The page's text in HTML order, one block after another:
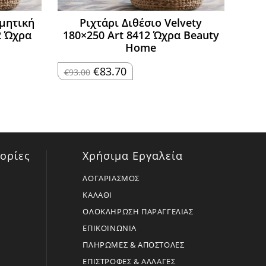
Ώχρα
Ριχτάρι Διθέσιο Velvety
180×250 Art 8412 Ώχρα Beauty
Home
€93.00 Original
price
€83.70Η
τρέχουσα
Χρήσιμα Εργαλεία
ΛΟΓΑΡΙΑΣΜΟΣ
ΚΑΛΑΘΙ
ΟΛΟΚΛΗΡΩΣΗ ΠΑΡΑΓΓΕΛΙΑΣ
ΕΠΙΚΟΙΝΩΝΙΑ
ΠΛΗΡΩΜΕΣ & ΑΠΟΣΤΟΛΕΣ
ΕΠΙΣΤΡΟΦΕΣ & ΑΛΛΑΓΕΣ